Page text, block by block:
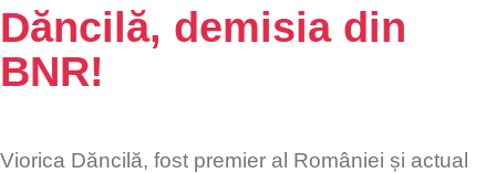
Dăncilă, demisia din
BNR!
Viorica Dăncilă, fost premier al României și actual